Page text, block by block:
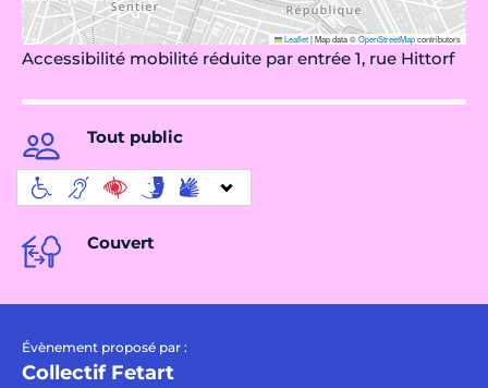
Leaflet|Map data ©OpenStreetMapcontributors
Accessibilité mobilité réduite par entrée 1, rue Hittorf
Tout public
Couvert
Évènement proposé par :
Collectif Fetart